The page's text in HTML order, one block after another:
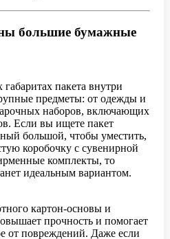
большие бумажные
пакета внутри
предметы: от одежды и
наборов, включающих
Если вы ищете пакет
большой, чтобы уместить,
коробочку с сувенирной
комплекты, то
идеальным вариантом.
картон-основы и
прочность и помогает
от повреждений. Даже если